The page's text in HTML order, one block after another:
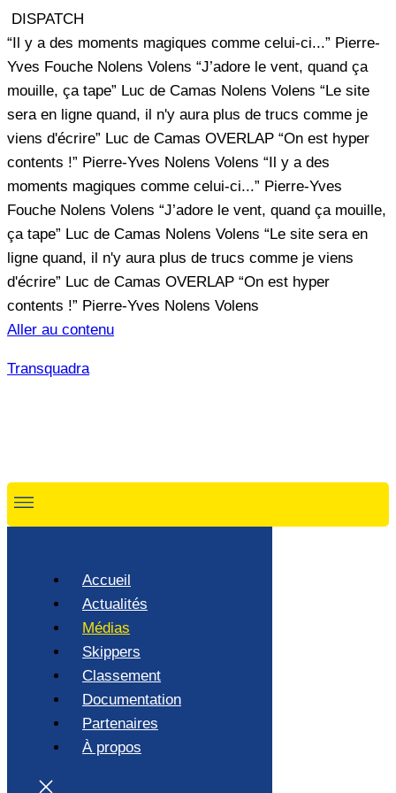
DISPATCH
“Il y a des moments magiques comme celui-ci...” Pierre-
Yves Fouche Nolens Volens “J’adore le vent, quand ça
mouille, ça tape” Luc de Camas Nolens Volens “Le site
sera en ligne quand, il n'y aura plus de trucs comme je
viens d'écrire” Luc de Camas OVERLAP “On est hyper
contents !” Pierre-Yves Nolens Volens “Il y a des
moments magiques comme celui-ci...” Pierre-Yves
Fouche Nolens Volens “J’adore le vent, quand ça mouille,
ça tape” Luc de Camas Nolens Volens “Le site sera en
ligne quand, il n'y aura plus de trucs comme je viens
d'écrire” Luc de Camas OVERLAP “On est hyper
contents !” Pierre-Yves Nolens Volens
Aller au contenu
Transquadra
Accueil
Actualités
Médias
Skippers
Classement
Documentation
Partenaires
À propos